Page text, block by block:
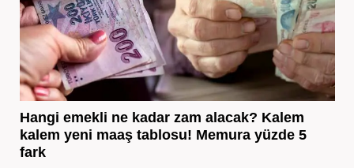
Hangi emekli ne kadar zam alacak? Kalem
kalem yeni maaş tablosu! Memura yüzde 5
fark